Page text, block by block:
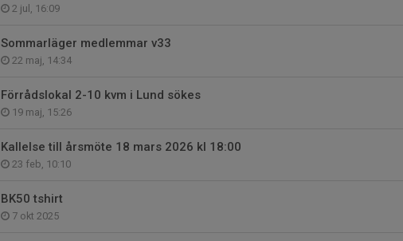
2 jul, 16:09
Sommarläger medlemmar v33
22 maj, 14:34
Förrådslokal 2-10 kvm i Lund sökes
19 maj, 15:26
Kallelse till årsmöte 18 mars 2026 kl 18:00
23 feb, 10:10
BK50 tshirt
7 okt 2025